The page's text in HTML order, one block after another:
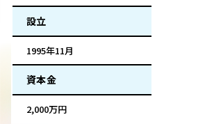
設立
1995年11月
資本金
2,000万円